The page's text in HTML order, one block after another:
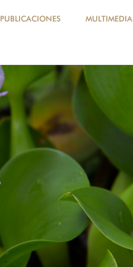
PUBLICACIONES MULTIMEDIA